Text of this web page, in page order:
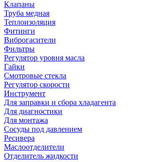
Клапаны
Труба медная
Теплоизоляция
Фитинги
Виброгасители
Фильтры
Регулятор уровня масла
Гайки
Смотровые стекла
Регулятор скорости
Инструмент
Для заправки и сбора хладагента
Для диагностики
Для монтажа
Сосуды под давлением
Ресивера
Маслоотделители
Отделитель жидкости